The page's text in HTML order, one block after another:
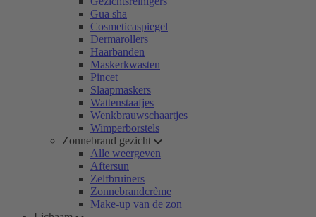
Gua sha
Cosmeticaspiegel
Dermarollers
Haarbanden
Maskerkwasten
Pincet
Slaapmaskers
Wattenstaafjes
Wenkbrauwschaartjes
Wimperborstels
Zonnebrand gezicht
Alle weergeven
Aftersun
Zelfbruiners
Zonnebrandcrème
Make-up van de zon